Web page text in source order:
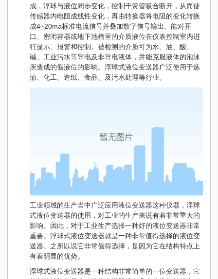
成，浮球与液位同步变化，控制干簧管吸合断开，从而使
传感器内电阻成线性变化，再由转换器将电阻的变化转换
成4~20ma标准电流信号并叠加数字信号输出。能对开
口、密闭容器或地下池槽里的介质液位在仪表控制室内进
行显示、报警和控制。被检测的介质可为水、油、酸、
碱、工业污水等导电及非导电液体，并能克服液体的泡沫
所造成的假液位的影响。浮球式液位变送器广泛使用于炼
油、化工、造纸、食品、及污水处理等行业。
工业领域的生产当中广泛应用液位变送器这种仪器，浮球
式液位变送器的使用，对工业的生产来说有着非常重大的
影响。因此，对于工业生产选择一种好的液位变送器非常
重要。浮球式液位变送器就是一种非常值得选择的液位变
送器。之所以说它非常值得选择，是因为它在结构特点上
有着明显的优势。
浮球式液位变送器是一种结构非常简单的一位变送器，它